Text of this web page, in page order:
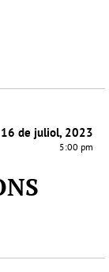
16 de juliol, 2023
5:00 pm